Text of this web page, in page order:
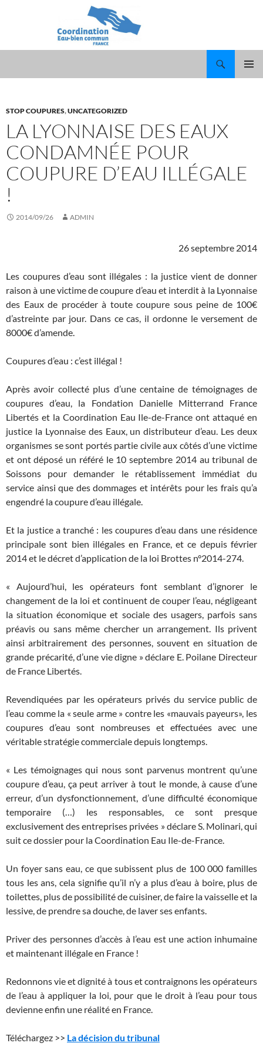
STOP COUPURES,UNCATEGORIZED
LA LYONNAISE DES EAUX
CONDAMNÉE POUR
COUPURE D’EAU ILLÉGALE
!
2014/09/26 ADMIN
26 septembre 2014
Les coupures d’eau sont illégales : la justice vient de donner
raison à une victime de coupure d’eau et interdit à la Lyonnaise
des Eaux de procéder à toute coupure sous peine de 100€
d’astreinte par jour. Dans ce cas, il ordonne le versement de
8000€ d’amende.
Coupures d’eau : c’est illégal !
Après avoir collecté plus d’une centaine de témoignages de
coupures d’eau, la Fondation Danielle Mitterrand France
Libertés et la Coordination Eau Ile-de-France ont attaqué en
justice la Lyonnaise des Eaux, un distributeur d’eau. Les deux
organismes se sont portés partie civile aux côtés d’une victime
et ont déposé un référé le 10 septembre 2014 au tribunal de
Soissons pour demander le rétablissement immédiat du
service ainsi que des dommages et intérêts pour les frais qu’a
engendré la coupure d’eau illégale.
Et la justice a tranché : les coupures d’eau dans une résidence
principale sont bien illégales en France, et ce depuis février
2014 et le décret d’application de la loi Brottes n°2014-274.
« Aujourd’hui, les opérateurs font semblant d’ignorer le
changement de la loi et continuent de couper l’eau, négligeant
la situation économique et sociale des usagers, parfois sans
préavis ou sans même chercher un arrangement. Ils privent
ainsi arbitrairement des personnes, souvent en situation de
grande précarité, d’une vie digne » déclare E. Poilane Directeur
de France Libertés.
Revendiquées par les opérateurs privés du service public de
l’eau comme la « seule arme » contre les «mauvais payeurs», les
coupures d’eau sont nombreuses et effectuées avec une
véritable stratégie commerciale depuis longtemps.
« Les témoignages qui nous sont parvenus montrent qu’une
coupure d’eau, ça peut arriver à tout le monde, à cause d’une
erreur, d’un dysfonctionnement, d’une difficulté économique
temporaire (…) les responsables, ce sont presque
exclusivement des entreprises privées » déclare S. Molinari, qui
suit ce dossier pour la Coordination Eau Ile-de-France.
Un foyer sans eau, ce que subissent plus de 100 000 familles
tous les ans, cela signifie qu’il n’y a plus d’eau à boire, plus de
toilettes, plus de possibilité de cuisiner, de faire la vaisselle et la
lessive, de prendre sa douche, de laver ses enfants.
Priver des personnes d’accès à l’eau est une action inhumaine
et maintenant illégale en France !
Redonnons vie et dignité à tous et contraignons les opérateurs
de l’eau à appliquer la loi, pour que le droit à l’eau pour tous
devienne enfin une réalité en France.
Téléchargez >> La décision du tribunal